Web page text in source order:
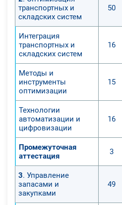
транспортных и
складских систем
50
Интеграция
транспортных и
складских систем
16
Методы и
инструменты
оптимизации
15
Технологии
автоматизации и
цифровизации
16
Промежуточная
аттестация
3
3. Управление
запасами и
закупками
49